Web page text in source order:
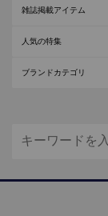
雑誌掲載アイテム
人気の特集
ブランドカテゴリ